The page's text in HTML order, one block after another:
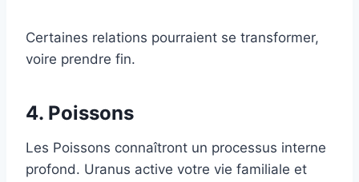
Certaines relations pourraient se transformer,
voire prendre fin.
4. Poissons
Les Poissons connaîtront un processus interne
profond. Uranus active votre vie familiale et